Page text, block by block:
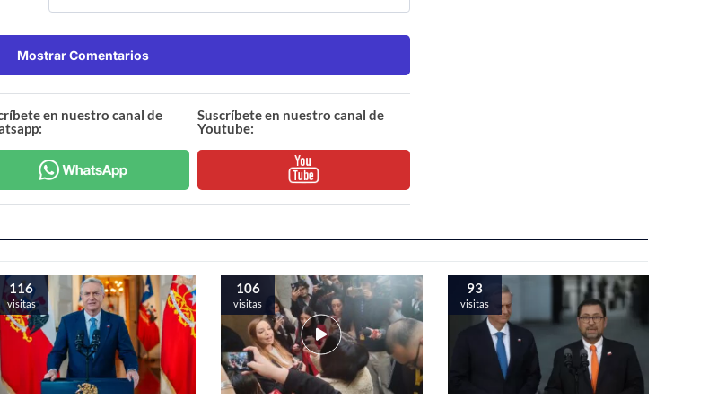
Mostrar Comentarios
en nuestro canal de
Suscríbete en nuestro canal de
Youtube:
116
visitas
106
visitas
93
visitas